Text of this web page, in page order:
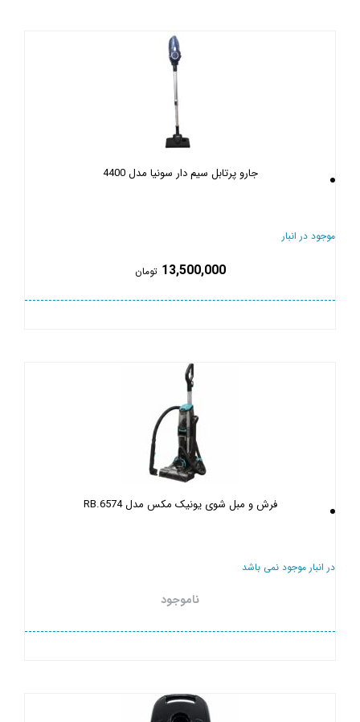
جارو پرتابل سیم دار سونیا مدل 4400
موجود در انبار
13,500,000 تومان
فرش و مبل شوی یونیک مکس مدل RB.6574
در انبار موجود نمی باشد
ناموجود